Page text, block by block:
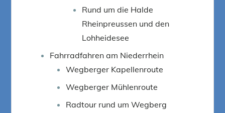
Rund um die Halde
Rheinpreussen und den
Lohheidesee
Fahrradfahren am Niederrhein
Wegberger Kapellenroute
Wegberger Mühlenroute
Radtour rund um Wegberg